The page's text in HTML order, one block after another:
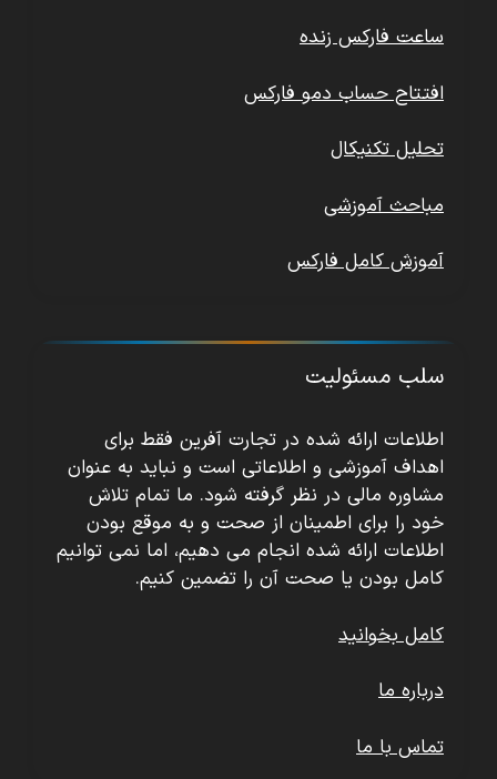
ساعت فارکس زنده
افتتاح حساب دمو فارکس
تحلیل تکنیکال
مباحث آموزشی
آموزش کامل فارکس
سلب مسئولیت
اطلاعات ارائه شده در تجارت آفرین فقط برای
اهداف آموزشی و اطلاعاتی است و نباید به عنوان
مشاوره مالی در نظر گرفته شود. ما تمام تلاش
خود را برای اطمینان از صحت و به موقع بودن
اطلاعات ارائه شده انجام می دهیم، اما نمی توانیم
کامل بودن یا صحت آن را تضمین کنیم.
کامل بخوانید
درباره ما
تماس با ما